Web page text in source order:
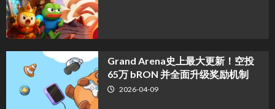
Grand Arena史上最大更新！空投
65万 bRON 并全面升级奖励机制
2026-04-09